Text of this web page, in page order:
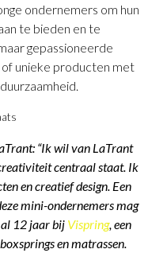
ondernemers om hun
te bieden en te
gepassioneerde
unieke producten met
“Ik wil van LaTrant
centraal staat. Ik
en creatief design. Een
mini-ondernemers mag
12 jaar bij Vispring, een
en matrassen.